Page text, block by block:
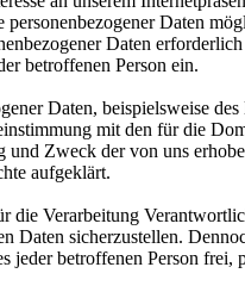
Daten
Daten
betroffenen Person ein.
Daten, beispielsweise
mit den für die
Zweck der von uns
aufgeklärt.
die Verarbeitung
Daten sicherzustellen.
jeder betroffenen Person